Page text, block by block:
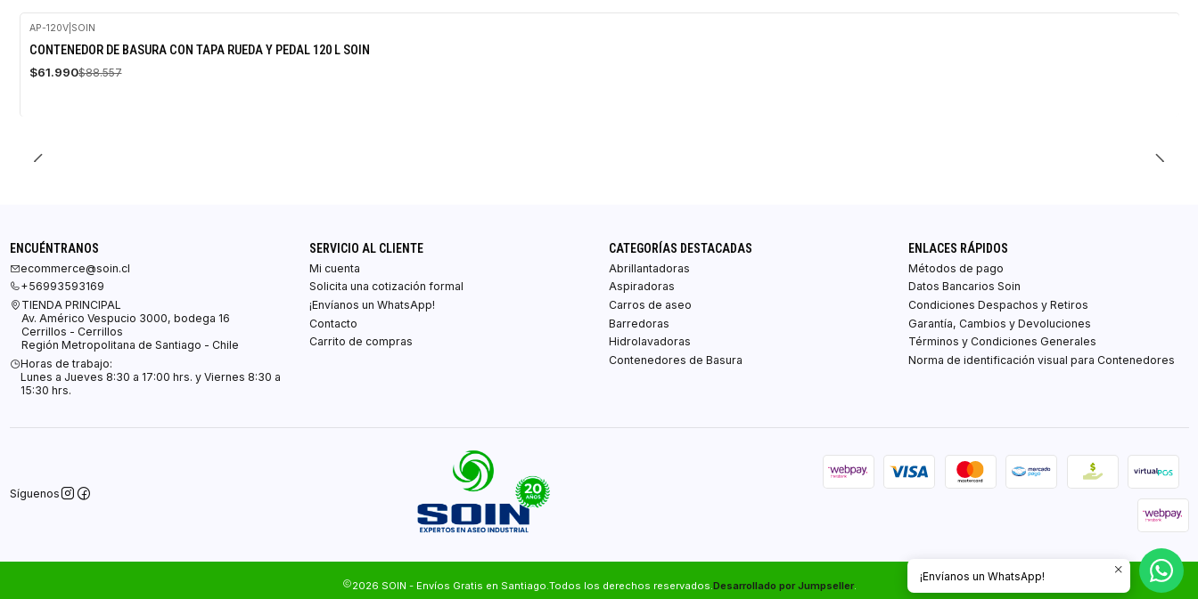
-30%
OFF
AP-120V| SOIN
CONTENEDOR DE BASURA CON TAPA RUEDA Y PEDAL 120 L SOIN
$61.990$88.557
ENCUÉNTRANOS
ecommerce@soin.cl
+56993593169
TIENDA PRINCIPAL
Av. Américo Vespucio 3000, bodega 16
Cerrillos - Cerrillos
Región Metropolitana de Santiago - Chile
Horas de trabajo:
Lunes a Jueves 8:30 a 17:00 hrs. y Viernes 8:30 a
15:30 hrs.
SERVICIO AL CLIENTE
Mi cuenta
Solicita una cotización formal
¡Envíanos un WhatsApp!
Contacto
Carrito de compras
CATEGORÍAS DESTACADAS
Abrillantadoras
Aspiradoras
Carros de aseo
Barredoras
Hidrolavadoras
Contenedores de Basura
ENLACES RÁPIDOS
Métodos de pago
Datos Bancarios Soin
Condiciones Despachos y Retiros
Garantía, Cambios y Devoluciones
Términos y Condiciones Generales
Norma de identificación visual para Contenedores
Síguenos
2026 SOIN - Envíos Gratis en Santiago.Todos los derechos reservados. Desarrollado por Jumpseller.
¡Envíanos un WhatsApp!